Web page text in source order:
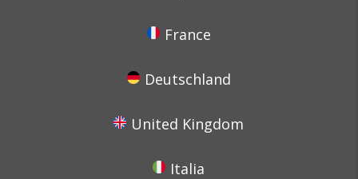
France
Deutschland
United Kingdom
Italia